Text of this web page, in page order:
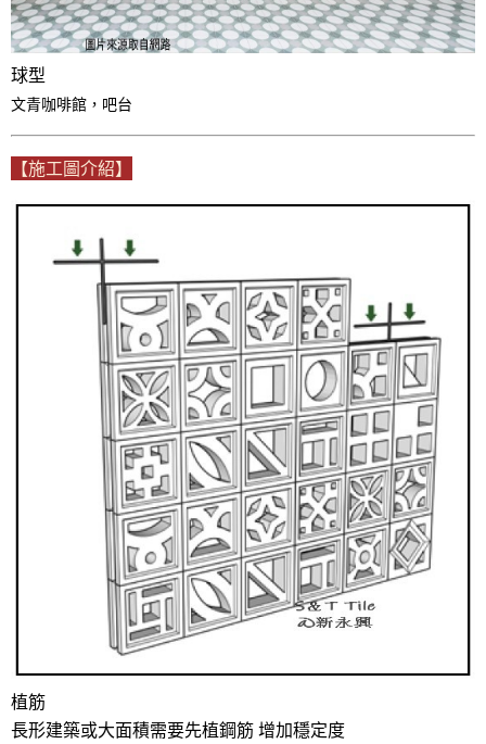
球型
文青咖啡館，吧台
【施工圖介紹】
植筋
長形建築或大面積需要先植鋼筋 增加穩定度